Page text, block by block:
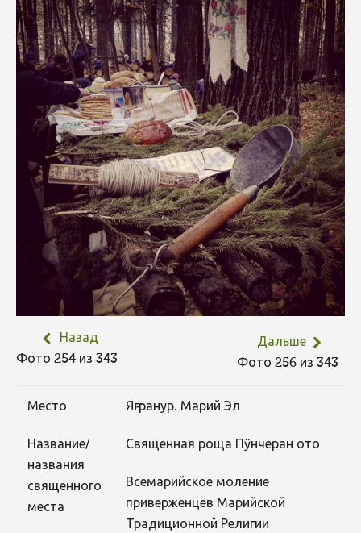
Назад
Фото 254 из 343
Дальше
Фото 256 из 343
Место Яҥгранур. Марий Эл
Название/
названия
священного
места
Священная роща Пӱнчеран ото
Всемарийское моление
приверженцев Марийской
Традиционной Религии